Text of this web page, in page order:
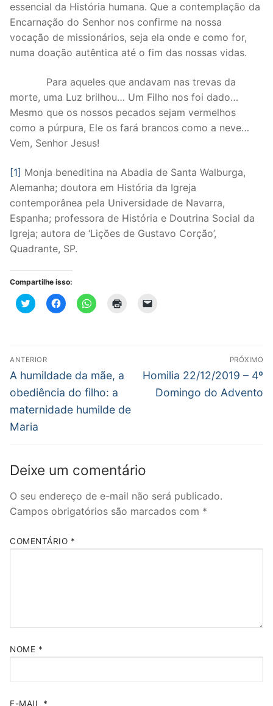
essencial da História humana. Que a contemplação da
Encarnação do Senhor nos confirme na nossa
vocação de missionários, seja ela onde e como for,
numa doação autêntica até o fim das nossas vidas.
Para aqueles que andavam nas trevas da
morte, uma Luz brilhou… Um Filho nos foi dado…
Mesmo que os nossos pecados sejam vermelhos
como a púrpura, Ele os fará brancos como a neve…
Vem, Senhor Jesus!
[1] Monja beneditina na Abadia de Santa Walburga,
Alemanha; doutora em História da Igreja
contemporânea pela Universidade de Navarra,
Espanha; professora de História e Doutrina Social da
Igreja; autora de ‘Lições de Gustavo Corção’,
Quadrante, SP.
Compartilhe isso:
Clique
para
janela)
Clique
para
Clique
para
Clique
um
amigo(abre
em
nova
Navegação
de
Post
ANTERIOR
Post
anterior:
A humildade da mãe, a
obediência do filho: a
maternidade humilde de
Maria
PRÓXIMO
Próximo
post:
Homilia 22/12/2019 – 4º
Domingo do Advento
Deixe um comentário
O seu endereço de e-mail não será publicado.
Campos obrigatórios são marcados com *
COMENTÁRIO *
NOME *
E-MAIL *